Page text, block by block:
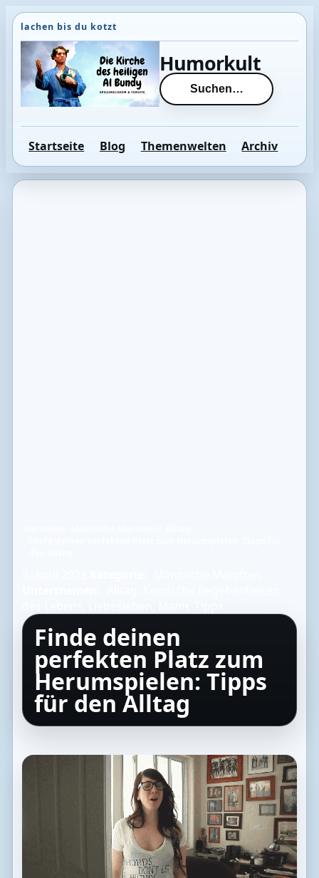
Direkt
zum
Inhalt
wechseln
Humorkult
Suchen…
Startseite Blog Themenwelten Archiv
Finde deinen
perfekten Platz zum
Herumspielen: Tipps
für den Alltag